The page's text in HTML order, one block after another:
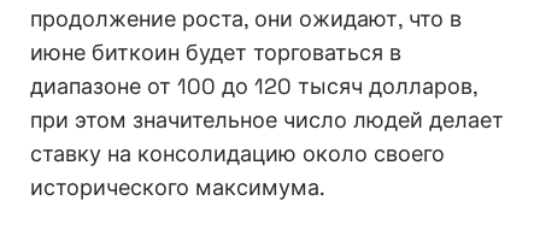
продолжение роста, они ожидают, что в
июне биткоин будет торговаться в
диапазоне от 100 до 120 тысяч долларов,
при этом значительное число людей делает
ставку на консолидацию около своего
исторического максимума.